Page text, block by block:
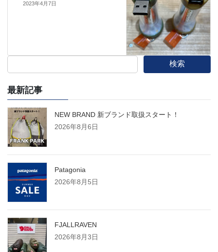
2023年4月7日
検索
最新記事
NEW BRAND 新ブランド取扱スタート！
2026年8月6日
Patagonia
2026年8月5日
FJALLRAVEN
2026年8月3日